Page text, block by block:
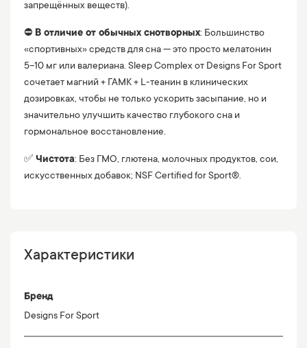
запрещённых веществ).
⛔️ В отличие от обычных снотворных: Большинство
«спортивных» средств для сна — это просто мелатонин
5–10 мг или валериана. Sleep Complex от Designs For Sport
сочетает магний + ГАМК + L-теанин в клинических
дозировках, чтобы не только ускорить засыпание, но и
значительно улучшить качество глубокого сна и
гормональное восстановление.
✅ Чистота: Без ГМО, глютена, молочных продуктов, сои,
искусственных добавок; NSF Certified for Sport®.
Характеристики
Бренд
Designs For Sport